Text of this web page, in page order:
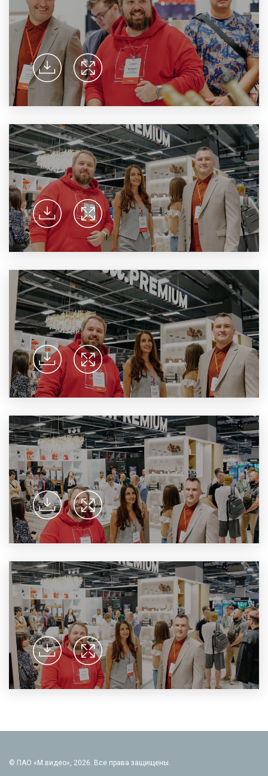
© ПАО «М.видео», 2026. Все права защищены.